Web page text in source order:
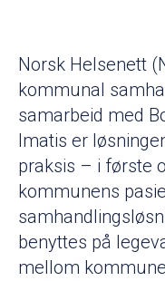
Norsk Helsenett
kommunal
samarbeid med
Imatis er
praksis – i første
kommunens
benyttes på
mellom